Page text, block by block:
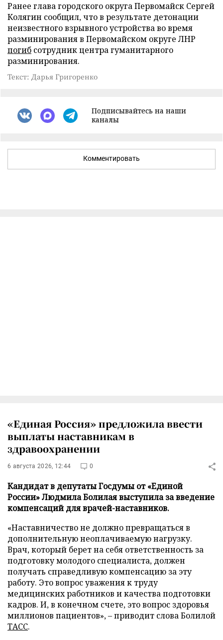
Ранее глава городского округа Первомайск Сергей
Колягин сообщил, что в результате детонации
неизвестного взрывного устройства во время
разминирования в Первомайском округе ЛНР
погиб сотрудник центра гуманитарного
разминирования.
Текст: Дарья Григоренко
Подписывайтесь на наши
каналы
Комментировать
«Единая Россия» предложила ввести
выплаты наставникам в
здравоохранении
6 августа 2026, 12:44 0
Кандидат в депутаты Госдумы от «Единой
России» Людмила Болилая выступила за введение
компенсаций для врачей-наставников.
«Наставничество не должно превращаться в
дополнительную неоплачиваемую нагрузку.
Врач, который берет на себя ответственность за
подготовку молодого специалиста, должен
получать справедливую компенсацию за эту
работу. Это вопрос уважения к труду
медицинских работников и качества подготовки
кадров. И, в конечном счете, это вопрос здоровья
миллионов пациентов», – приводит слова Болилой
ТАСС.